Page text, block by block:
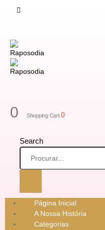
0 Shopping Cart0
Search
Página Inicial
A Nossa História
Categorias